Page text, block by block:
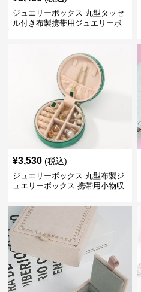
ジュエリーボックス 丸型タッセ
ル付き布製携帯用ジュエリーボ
¥3,530 (税込)
ジュエリーボックス 丸型布製ジ
ュエリーボックス 携帯用小物収